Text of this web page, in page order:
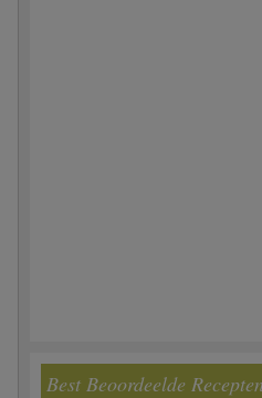
Best Beoordeelde Recepten